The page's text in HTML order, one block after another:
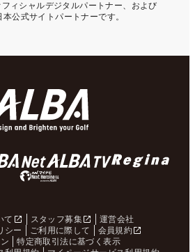
ィシャルデジタルパートナー、および
本公式サイトパートナーです。
て スタッフ募集
運営会社
シー
ご利用に際して
会員規約
特定商取引法に基づく表示